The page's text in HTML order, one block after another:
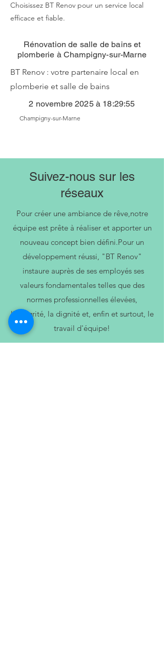
Choisissez BT Renov pour un service local
efficace et fiable.
Rénovation de salle de bains et
plomberie à Champigny-sur-Marne
BT Renov : votre partenaire local en
plomberie et salle de bains
2 novembre 2025 à 18:29:55
Champigny-sur-Marne
Suivez-nous sur les
réseaux
Pour créer une ambiance de rêve,notre
équipe est prête à réaliser et apporter un
nouveau concept bien défini.Pour un
développement réussi, "BT Renov"
instaure auprès de ses employés ses
valeurs fondamentales telles que des
normes professionnelles élevées,
l'intégrité, la dignité et, enfin et surtout, le
travail d'équipe!